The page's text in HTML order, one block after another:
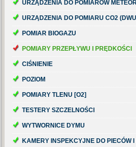
URZĄDZENIA DO POMIARÓW
URZĄDZENIA DO POMIARU CO2
POMIAR BIOGAZU
POMIARY PRZEPŁYWU I PRĘDKOŚCI
CIŚNIENIE
POZIOM
POMIARY TLENU [O2]
TESTERY SZCZELNOŚCI
WYTWORNICE DYMU
KAMERY INSPEKCYJNE DO PIECÓW